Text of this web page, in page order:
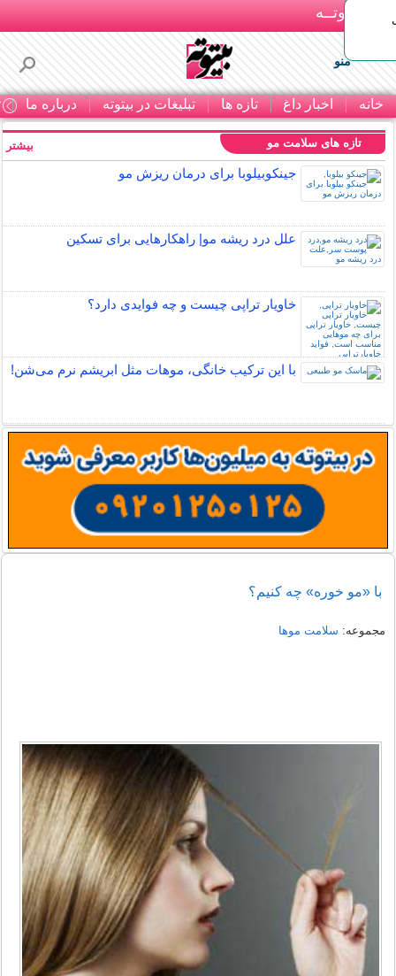
بـیتوتــه
منو
خانه اخبار داغ تازه ها تبلیغات در بیتوته درباره ما
تازه های سلامت مو
جینکوبیلوبا برای درمان ریزش مو
علل درد ریشه مو| راهکارهایی برای تسکین
خاویار تراپی چیست و چه فوایدی دارد؟
با این ترکیب خانگی، موهات مثل ابریشم نرم می‌شن!
بیشتر
با «مو خوره» چه کنیم؟
مجموعه: سلامت موها